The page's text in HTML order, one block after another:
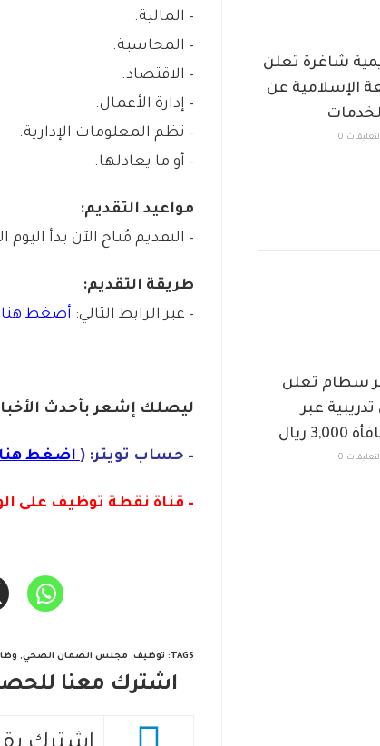
– المالية.
– المحاسبة.
– الاقتصاد.
– إدارة الأعمال.
– نظم المعلومات الإدارية.
– أو ما يعادلها.
مواعيد التقديم:
– التقديم مُتاح الآن بدأ اليوم الأحد بتاريخ 1447/05/
طريقة التقديم:
– عبر الرابط التالي:أضغط هنا
ليصلك إشعربأحدث
– حساب تويتر: (اضغط
– قناة نقطة توظيف على
TAGS
: توظيف, مجلس الضمان الصحي,
اشترك معنا
شاغرة تعلن
الإسلامية عن
0
سطام تعلن
عبر
ريال
0